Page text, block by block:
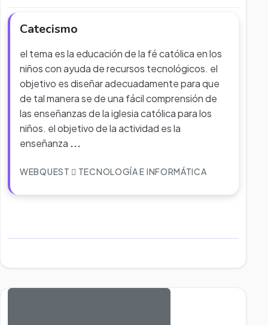
Catecismo
el tema es la educación de la fé católica en los
niños con ayuda de recursos tecnológicos. el
objetivo es diseñar adecuadamente para que
de tal manera se de una fácil comprensión de
las enseñanzas de la iglesia católica para los
niños. el objetivo de la actividad es la
enseñanza ...
WEBQUEST TECNOLOGÍA E INFORMÁTICA